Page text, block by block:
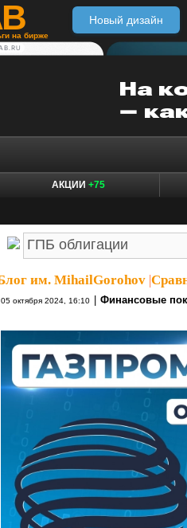
на бирже
Новый дизайн
АКЦИИ +75
им. MihailGorohov
05 октября 2024, 16:10 Финансовые